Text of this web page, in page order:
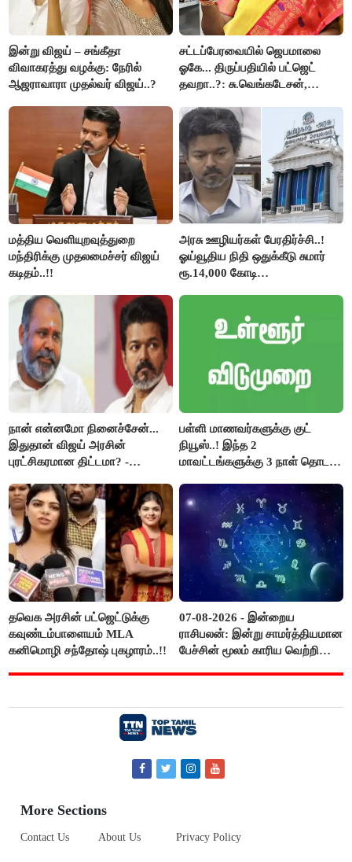
இன்று விஜய் – சங்கீதா
விவாகரத்து வழக்கு: நேரில்
ஆஜராவாரா முதல்வர் விஜய்..?
சட்டப்பேரவையில் ஜெபமாலை
ஓகே... திருப்பதியில் பட்ஜெட்
தவறா..?: சு.வெங்கடேசன்,
கேள்வி..!
மத்திய வெளியுறவுத்துறை
மந்திரிக்கு முதலமைச்சர் விஜய்
கடிதம்..!!
அரசு ஊழியர்கள் பேரதிர்ச்சி..!
ஓய்வூதிய நிதி ஒதுக்கீடு சுமார்
ரூ.14,000 கோடி
நான் என்னமோ நினைச்சேன்...
இதுதான் விஜய் அரசின்
புரட்சிகரமான திட்டமா? -
பள்ளி மாணவர்களுக்கு குட்
நியூஸ்..! இந்த 2
மாவட்டங்களுக்கு 3 நாள் தொடர்
தவெக அரசின் பட்ஜெட்டுக்கு
கவுண்டம்பாளையம் MLA
கனிமொழி சந்தோஷ் புகழாரம்..!!
07-08-2026 - இன்றைய
ராசிபலன்: இன்று சாமர்த்தியமான
பேச்சின் மூலம் காரிய வெற்றி
More Sections
Contact Us About Us Privacy Policy